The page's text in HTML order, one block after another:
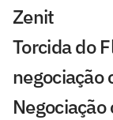
Zenit
Torcida do
negociação